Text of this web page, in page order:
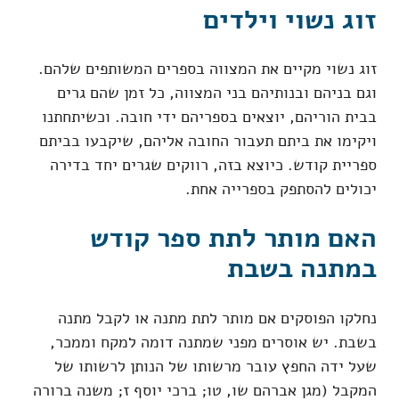
זוג נשוי וילדים
זוג נשוי מקיים את המצווה בספרים המשותפים שלהם.
וגם בניהם ובנותיהם בני המצווה, כל זמן שהם גרים
בבית הוריהם, יוצאים בספריהם ידי חובה. וכשיתחתנו
ויקימו את ביתם תעבור החובה אליהם, שיקבעו בביתם
ספריית קודש. כיוצא בזה, רווקים שגרים יחד בדירה
יכולים להסתפק בספרייה אחת.
האם מותר לתת ספר קודש
במתנה בשבת
נחלקו הפוסקים אם מותר לתת מתנה או לקבל מתנה
בשבת. יש אוסרים מפני שמתנה דומה למקח וממכר,
שעל ידה החפץ עובר מרשותו של הנותן לרשותו של
המקבל (מגן אברהם שו, טו; ברכי יוסף ז; משנה ברורה